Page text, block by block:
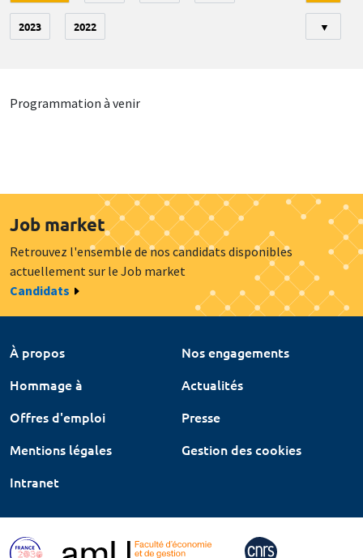
2023 2022 ▼
Programmation à venir
Job market
Retrouvez l'ensemble de nos candidats disponibles
actuellement sur le Job market
Candidats
À propos
Nos engagements
Hommage à
Actualités
Offres d'emploi
Presse
Mentions légales
Gestion des cookies
Intranet